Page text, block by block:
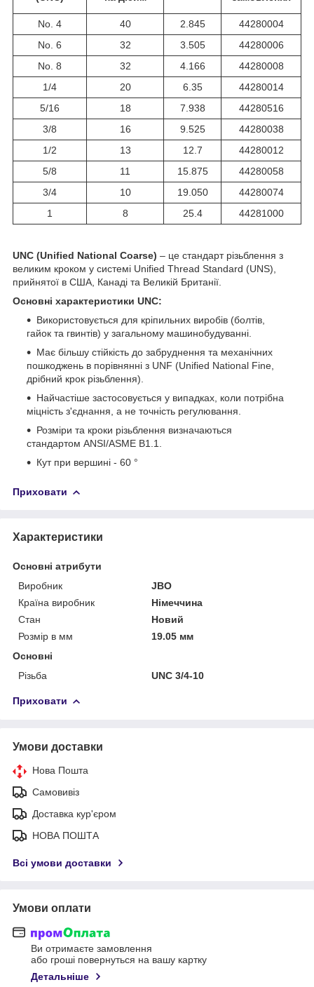
No. 4 40 2.845
44280004
No. 6
32 3.505
44280006
No. 8
32 4.166
44280008
1/4
20 6.35
44280014
5/16
18 7.938
44280516
3/8
16 9.525
44280038
1/2
13 12.7
44280012
5/8
11 15.875
44280058
3/4
10 19.050
44280074
1
8 25.4 44281000
UNC (Unified National Coarse) – це стандарт різьблення з
великим кроком у системі Unified Thread Standard (UNS),
прийнятої в США, Канаді та Великій Британії.
Основні характеристики UNC:
Використовується для кріпильних виробів (болтів,
гайок та гвинтів) у загальному машинобудуванні.
Має більшу стійкість до забруднення та механічних
пошкоджень в порівнянні з UNF (Unified National Fine,
дрібний крок різьблення).
Найчастіше застосовується у випадках, коли потрібна
міцність з'єднання, а не точність регулювання.
Розміри та кроки різьблення визначаються
стандартом ANSI/ASME B1.1.
Кут при вершині - 60 °
Приховати
Характеристики
Основні атрибути
Виробник
JBO
Країна виробник
Німеччина
Стан
Новий
Розмір в мм
19.05 мм
Основні
Різьба
UNC 3/4-10
Приховати
Умови доставки
Нова Пошта
Самовивіз
Доставка кур'єром
НОВА ПОШТА
Всі умови доставки
Умови оплати
Ви отримаєте замовлення
або гроші повернуться на вашу картку
Детальніше